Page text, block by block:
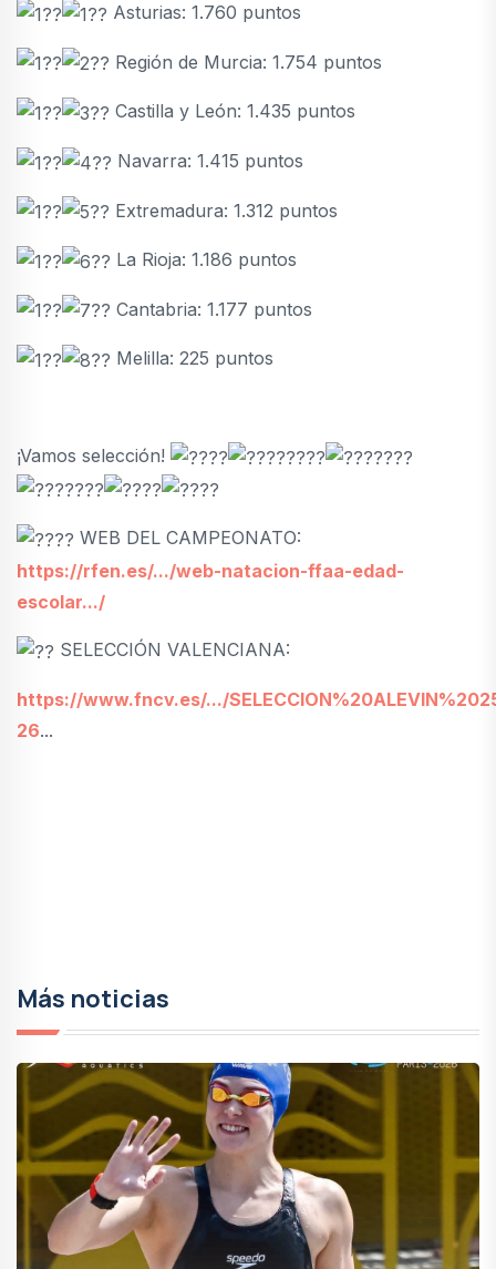
Asturias: 1.760 puntos
Región de Murcia: 1.754 puntos
Castilla y León: 1.435 puntos
Navarra: 1.415 puntos
Extremadura: 1.312 puntos
La Rioja: 1.186 puntos
Cantabria: 1.177 puntos
Melilla: 225 puntos
¡Vamos selección!
WEB DEL CAMPEONATO:
https://rfen.es/.../web-natacion-ffaa-edad-
escolar.../
SELECCIÓN VALENCIANA:
https://www.fncv.es/.../
26...
Más noticias